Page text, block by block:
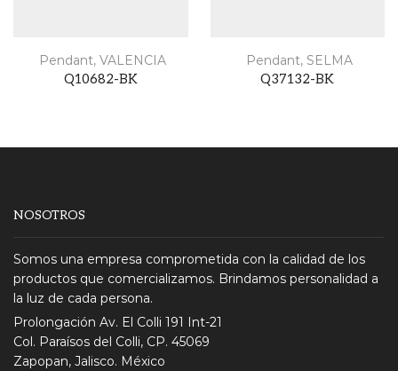
Pendant, VALENCIA
Q10682-BK
Pendant, SELMA
Q37132-BK
NOSOTROS
Somos una empresa comprometida con la calidad de los
productos que comercializamos. Brindamos personalidad a
la luz de cada persona.
Prolongación Av. El Colli 191 Int-21
Col. Paraísos del Colli, CP. 45069
Zapopan, Jalisco. México